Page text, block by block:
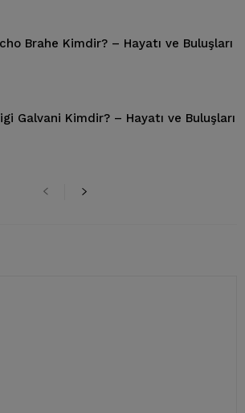
Brahe Kimdir? – Hayatı ve Buluşları
Galvani Kimdir? – Hayatı ve Buluşları